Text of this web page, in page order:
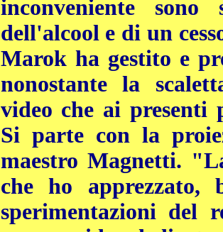
inconveniente sono
dell'alcool e di un
Marok ha gestito e
nonostante la
video che ai presenti
Si parte con la
maestro Magnetti.
che ho apprezzato,
sperimentazioni del